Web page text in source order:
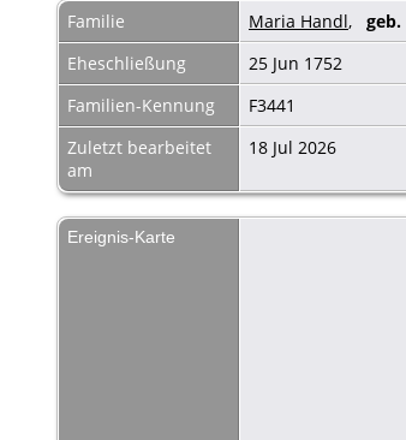
Familie Maria Handl, geb.
Eheschließung
25 Jun 1752
Familien-Kennung
F3441
Zuletzt bearbeitet
am
18 Jul 2026
Ereignis-Karte